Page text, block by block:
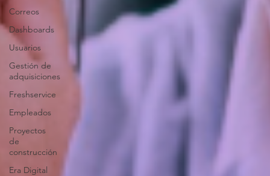
Correos
Dashboards
Usuarios
Gestión de
adquisiciones
Freshservice
Empleados
Proyectos
de
construcción
Era Digital